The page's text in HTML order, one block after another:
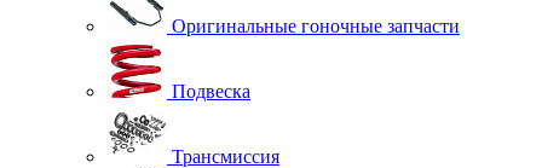
Оригинальные гоночные запчасти
Подвеска
Трансмиссия